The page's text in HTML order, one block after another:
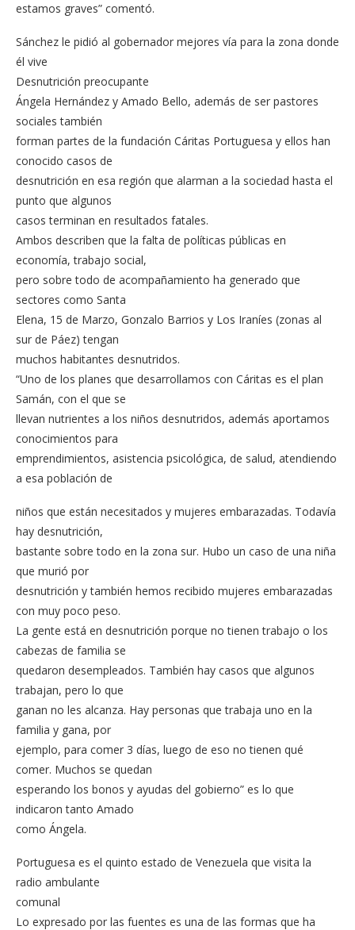
estamos graves” comentó.
Sánchez le pidió al gobernador mejores vía para la zona donde
él vive
Desnutrición preocupante
Ángela Hernández y Amado Bello, además de ser pastores
sociales también
forman partes de la fundación Cáritas Portuguesa y ellos han
conocido casos de
desnutrición en esa región que alarman a la sociedad hasta el
punto que algunos
casos terminan en resultados fatales.
Ambos describen que la falta de políticas públicas en
economía, trabajo social,
pero sobre todo de acompañamiento ha generado que
sectores como Santa
Elena, 15 de Marzo, Gonzalo Barrios y Los Iraníes (zonas al
sur de Páez) tengan
muchos habitantes desnutridos.
“Uno de los planes que desarrollamos con Cáritas es el plan
Samán, con el que se
llevan nutrientes a los niños desnutridos, además aportamos
conocimientos para
emprendimientos, asistencia psicológica, de salud, atendiendo
a esa población de
niños que están necesitados y mujeres embarazadas. Todavía
hay desnutrición,
bastante sobre todo en la zona sur. Hubo un caso de una niña
que murió por
desnutrición y también hemos recibido mujeres embarazadas
con muy poco peso.
La gente está en desnutrición porque no tienen trabajo o los
cabezas de familia se
quedaron desempleados. También hay casos que algunos
trabajan, pero lo que
ganan no les alcanza. Hay personas que trabaja uno en la
familia y gana, por
ejemplo, para comer 3 días, luego de eso no tienen qué
comer. Muchos se quedan
esperando los bonos y ayudas del gobierno” es lo que
indicaron tanto Amado
como Ángela.
Portuguesa es el quinto estado de Venezuela que visita la
radio ambulante
comunal
Lo expresado por las fuentes es una de las formas que ha